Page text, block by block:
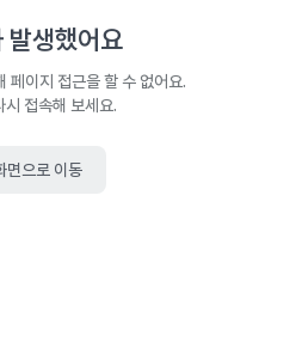
발생했어요
페이지 접근을 할 수 없어요.
시 접속해 보세요.
면으로 이동